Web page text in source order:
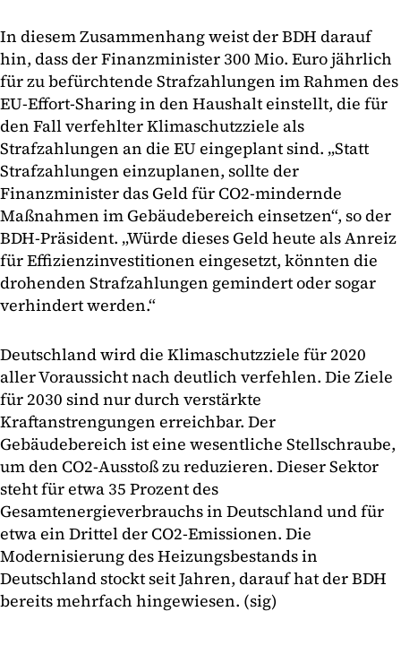
In diesem Zusammenhang weist der BDH darauf
hin, dass der Finanzminister 300 Mio. Euro jährlich
für zu befürchtende Strafzahlungen im Rahmen des
EU-Effort-Sharing in den Haushalt einstellt, die für
den Fall verfehlter Klimaschutzziele als
Strafzahlungen an die EU eingeplant sind. „Statt
Strafzahlungen einzuplanen, sollte der
Finanzminister das Geld für CO2-mindernde
Maßnahmen im Gebäudebereich einsetzen“, so der
BDH-Präsident. „Würde dieses Geld heute als Anreiz
für Effizienzinvestitionen eingesetzt, könnten die
drohenden Strafzahlungen gemindert oder sogar
verhindert werden.“
Deutschland wird die Klimaschutzziele für 2020
aller Voraussicht nach deutlich verfehlen. Die Ziele
für 2030 sind nur durch verstärkte
Kraftanstrengungen erreichbar. Der
Gebäudebereich ist eine wesentliche Stellschraube,
um den CO2-Ausstoß zu reduzieren. Dieser Sektor
steht für etwa 35 Prozent des
Gesamtenergieverbrauchs in Deutschland und für
etwa ein Drittel der CO2-Emissionen. Die
Modernisierung des Heizungsbestands in
Deutschland stockt seit Jahren, darauf hat der BDH
bereits mehrfach hingewiesen. (sig)